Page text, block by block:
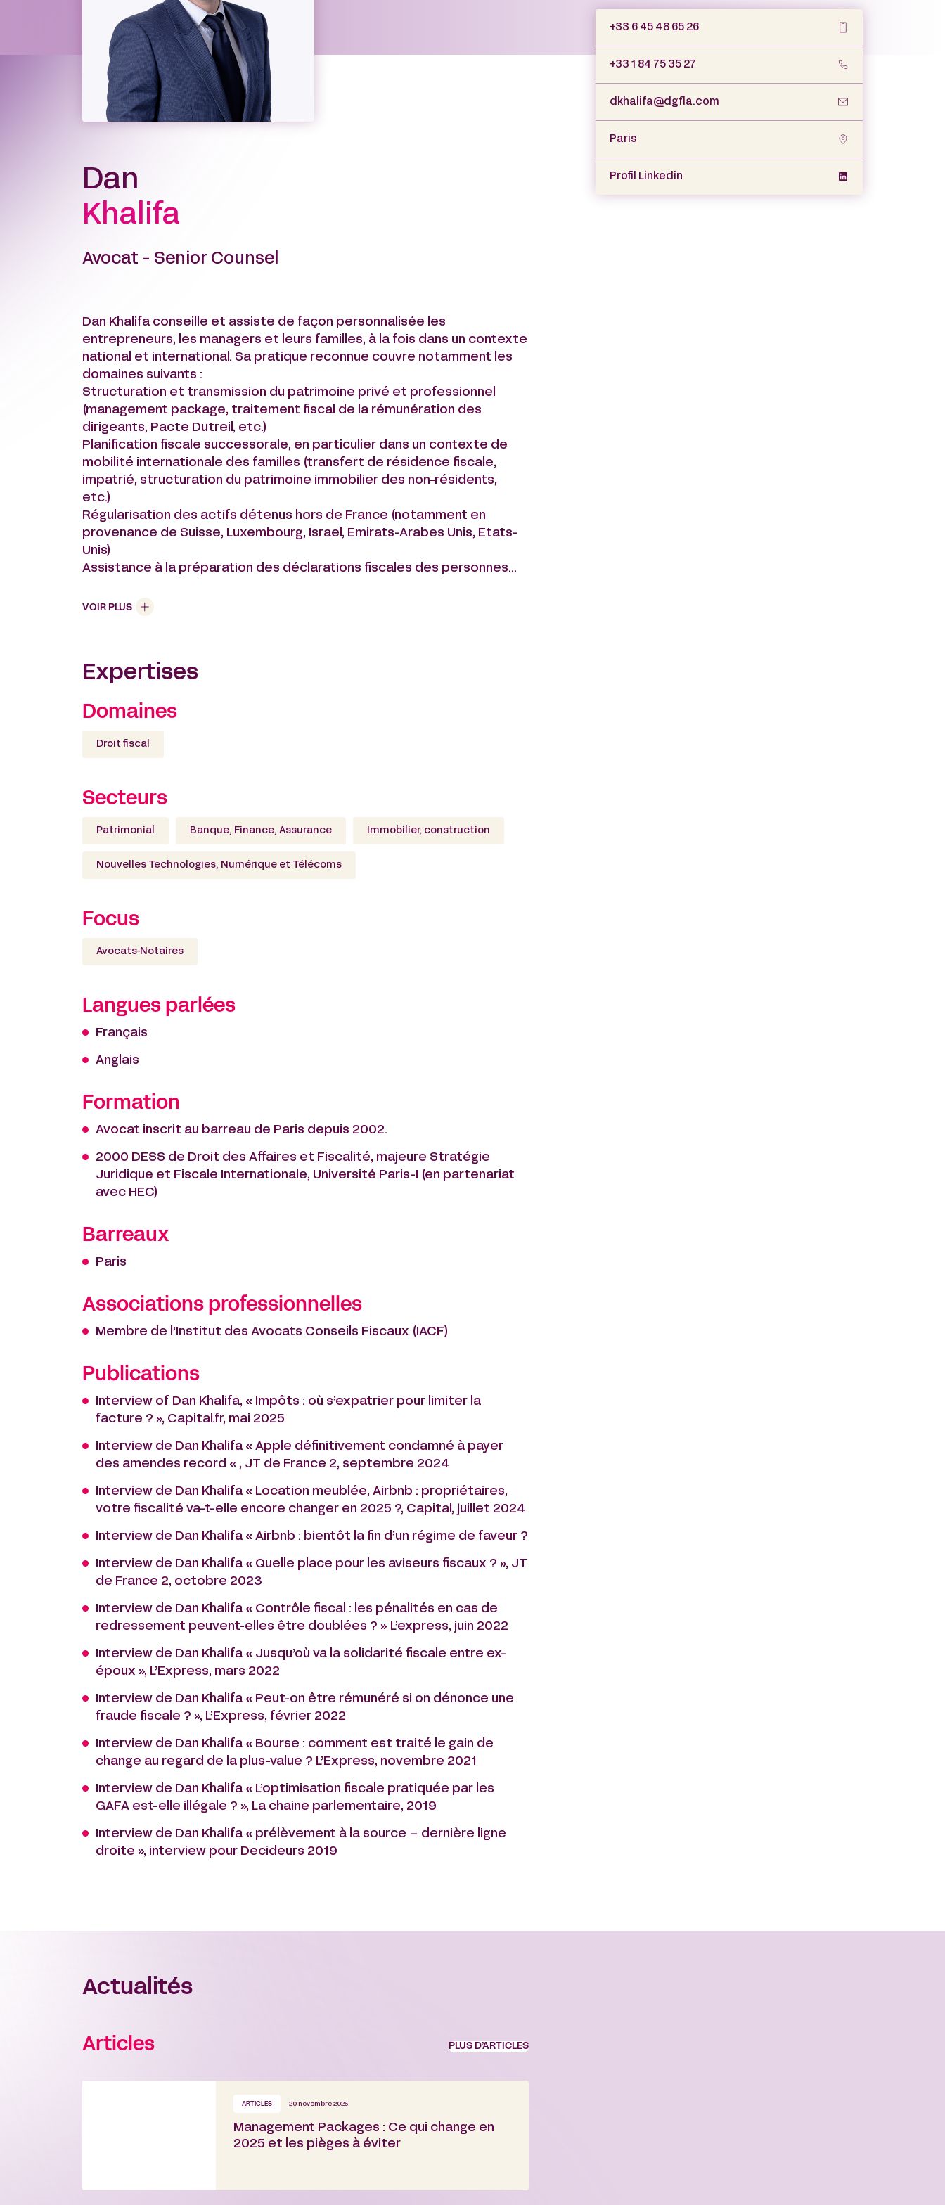
Dan
Khalifa
Avocat - Senior Counsel
Dan Khalifa conseille et assiste de façon personnalisée les
entrepreneurs, les managers et leurs familles, à la fois dans un contexte
national et international. Sa pratique reconnue couvre notamment les
domaines suivants :
Structuration et transmission du patrimoine privé et professionnel
(management package, traitement fiscal de la rémunération des
dirigeants, Pacte Dutreil, etc.)
Planification fiscale successorale, en particulier dans un contexte de
mobilité internationale des familles (transfert de résidence fiscale,
impatrié, structuration du patrimoine immobilier des non-résidents,
etc.)
Régularisation des actifs détenus hors de France (notamment en
provenance de Suisse, Luxembourg, Israel, Emirats-Arabes Unis, Etats-
Unis)
Assistance à la préparation des déclarations fiscales des personnes
Assistance à contrôles fiscaux et contentieux
(IACF)
VOIR PLUS
Expertises
Domaines
Droit fiscal
Secteurs
Patrimonial Banque, Finance, Assurance Immobilier, construction
Nouvelles Technologies, Numérique et Télécoms
Focus
Avocats-Notaires
Langues parlées
Français
Anglais
Formation
Avocat inscrit au barreau de Paris depuis 2002.
2000 DESS de Droit des Affaires et Fiscalité, majeure Stratégie
Juridique et Fiscale Internationale, Université Paris-I (en partenariat
avec HEC)
Barreaux
Paris
Associations professionnelles
Membre de l’Institut des Avocats Conseils Fiscaux (IACF)
Publications
Interview of Dan Khalifa, « Impôts : où s’expatrier pour limiter la
facture ? », Capital.fr, mai 2025
Interview de Dan Khalifa « Apple définitivement condamné à payer
des amendes record « , JT de France 2, septembre 2024
Interview de Dan Khalifa « Location meublée, Airbnb : propriétaires,
votre fiscalité va-t-elle encore changer en 2025 ?, Capital, juillet 2024
Interview de Dan Khalifa « Airbnb : bientôt la fin d’un régime de faveur ?
Interview de Dan Khalifa « Quelle place pour les aviseurs fiscaux ? », JT
de France 2, octobre 2023
Interview de Dan Khalifa « Contrôle fiscal : les pénalités en cas de
redressement peuvent-elles être doublées ? » L’express, juin 2022
Interview de Dan Khalifa « Jusqu’où va la solidarité fiscale entre ex-
époux », L’Express, mars 2022
Interview de Dan Khalifa « Peut-on être rémunéré si on dénonce une
fraude fiscale ? », L’Express, février 2022
Interview de Dan Khalifa « Bourse : comment est traité le gain de
change au regard de la plus-value ? L’Express, novembre 2021
Interview de Dan Khalifa « L’optimisation fiscale pratiquée par les
GAFA est-elle illégale ? », La chaine parlementaire, 2019
Interview de Dan Khalifa « prélèvement à la source – dernière ligne
droite », interview pour Decideurs 2019
+33 6 45 48 65 26
+33 1 84 75 35 27
dkhalifa@dgfla.com
Paris
Profil Linkedin
Actualités
Articles PLUS D’ARTICLES
ARTICLES 20 novembre 2025
Management Packages : Ce qui change en
2025 et les pièges à éviter